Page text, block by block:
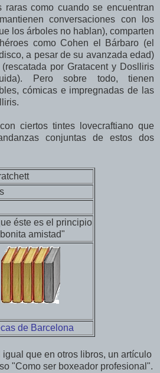
raras como cuando se encuentran
conversaciones con los
los árboles no hablan), comparten
como Cohen el Bárbaro (el
a pesar de su avanzada edad)
por Gratacent y Doslliris
Pero sobre todo, tienen
cómicas e impregnadas de las
ciertos tintes lovecraftiano que
conjuntas de estos dos
éste es el principio
amistad"
de Barcelona
igual que en otros libros, un artículo
"Como ser boxeador profesional".